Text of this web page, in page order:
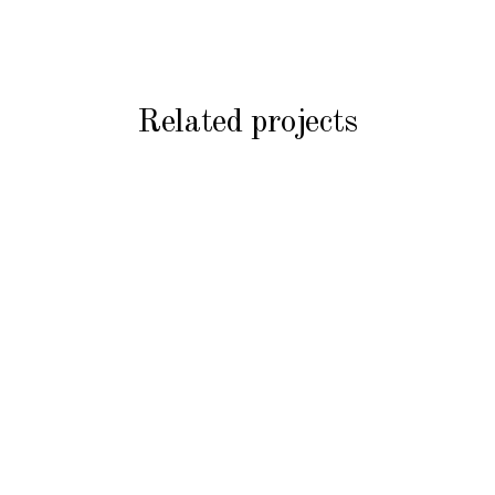
Related projects